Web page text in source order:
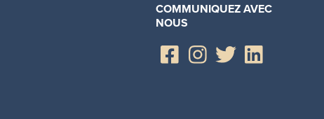
COMMUNIQUEZ AVEC
NOUS